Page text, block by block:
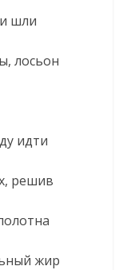
шли
лосьон
идти
решив
жир